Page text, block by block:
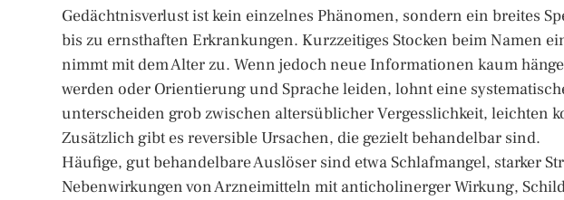
Gedächtnisverlust ist kein einzelnes Phänomen, sondern ein breites
bis zu ernsthaften Erkrankungen. Kurzzeitiges Stocken beim Namen
nimmt mit dem Alter zu. Wenn jedoch neue Informationen kaum
werden oder Orientierung und Sprache leiden, lohnt eine
unterscheiden grob zwischen altersüblicher Vergesslichkeit, leichten
Zusätzlich gibt es reversible Ursachen, die gezielt behandelbar sind.
Häufige, gut behandelbare Auslöser sind etwa Schlafmangel, starker
Nebenwirkungen von Arzneimitteln mit anticholinerger Wirkung,